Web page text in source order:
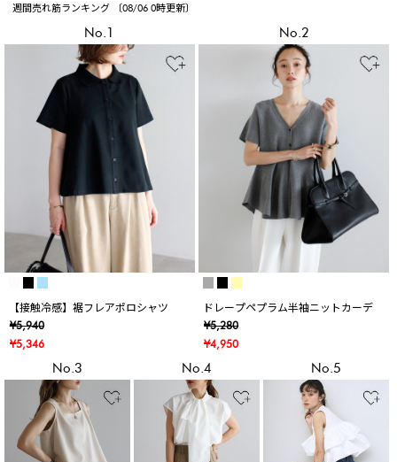
週間売れ筋ランキング 〔08/06 0時更新〕
No.1
【接触冷感】裾フレアポロシャツ
¥5,940
¥5,346
No.2
ドレープペプラム半袖ニットカーデ
¥5,280
¥4,950
No.3 No.4 No.5